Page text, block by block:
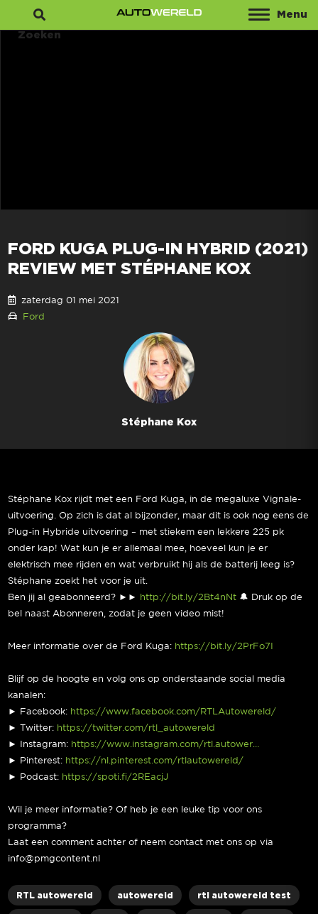
Menu
Zoeken
FORD KUGA PLUG-IN HYBRID (2021)
REVIEW MET STÉPHANE KOX
zaterdag 01 mei 2021
Ford
Stéphane Kox
Stéphane Kox rijdt met een Ford Kuga, in de megaluxe Vignale-
uitvoering. Op zich is dat al bijzonder, maar dit is ook nog eens de
Plug-in Hybride uitvoering – met stiekem een lekkere 225 pk
onder kap! Wat kun je er allemaal mee, hoeveel kun je er
elektrisch mee rijden en wat verbruikt hij als de batterij leeg is?
Stéphane zoekt het voor je uit.
Ben jij al geabonneerd? ►► http://bit.ly/2Bt4nNt 🔔 Druk op de
bel naast Abonneren, zodat je geen video mist!
Meer informatie over de Ford Kuga: https://bit.ly/2PrFo7I
Blijf op de hoogte en volg ons op onderstaande social media
kanalen:
► Facebook: https://www.facebook.com/RTLAutowereld/
► Twitter: https://twitter.com/rtl_autowereld
► Instagram: https://www.instagram.com/rtl.autower…
► Pinterest: https://nl.pinterest.com/rtlautowereld/
► Podcast: https://spoti.fi/2REacjJ
Wil je meer informatie? Of heb je een leuke tip voor ons
programma?
Laat een comment achter of neem contact met ons op via
info@pmgcontent.nl
RTL autowereld autowereld rtl autowereld test